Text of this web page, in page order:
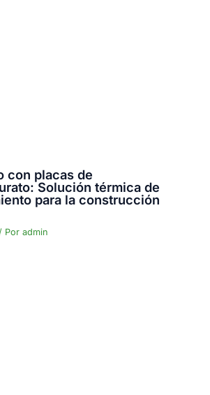
con placas de
Solución térmica de
para la construcción
Por admin